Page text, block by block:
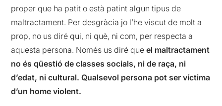
proper que ha patit o està patint algun tipus de
maltractament. Per desgràcia jo l’he viscut de molt a
prop, no us diré qui, ni què, ni com, per respecta a
aquesta persona. Només us diré queel maltractament
no és qüestió de classes socials, ni de raça, ni
d’edat, ni cultural. Qualsevol persona pot ser víctima
d’un home violent.